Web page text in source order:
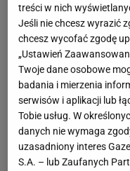
treści w nich
Jeśli nie chcesz wyrazić
chcesz wycofać zgodę
„Ustawień
Twoje dane osobowe
badania i mierzenia
serwisów i aplikacji lub
Tobie usług. W
danych nie wymaga
uzasadniony interes
S.A. – lub Zaufanych